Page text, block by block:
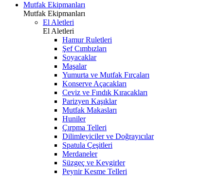
Mutfak Ekipmanları
Mutfak Ekipmanları
El Aletleri
El Aletleri
Hamur Ruletleri
Şef Cımbızları
Soyacaklar
Maşalar
Yumurta ve Mutfak Fırçaları
Konserve Açacakları
Ceviz ve Fındık Kıracakları
Parizyen Kaşıklar
Mutfak Makasları
Huniler
Çırpma Telleri
Dilimleyiciler ve Doğrayıcılar
Spatula Çeşitleri
Merdaneler
Süzgeç ve Kevgirler
Peynir Kesme Telleri